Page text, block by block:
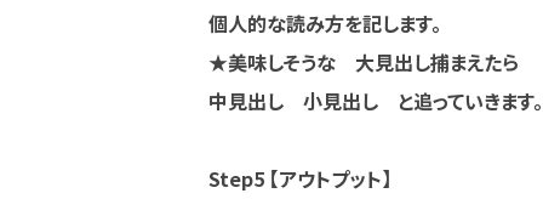
個人的な読み方を記します。
★美味しそうな 大見出し捕まえたら
中見出し 小見出し と追っていきます。
Step5 【アウトプット】